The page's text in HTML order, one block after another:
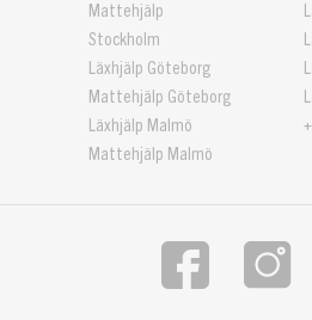
Mattehjälp
Stockholm
Läxhjälp Göteborg
Mattehjälp Göteborg
Läxhjälp Malmö
Mattehjälp Malmö